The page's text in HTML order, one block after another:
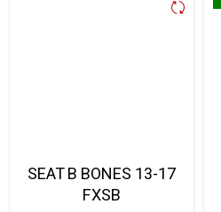
SEAT B BONES 13-17
FXSB